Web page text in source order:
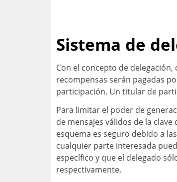
Sistema de
Con el concepto de
recompensas serán pagadas
participación. Un titular de
Para limitar el poder de
de mensajes válidos de la
esquema es seguro debido a
cualquier parte interesada
específico y que el delegado
respectivamente.